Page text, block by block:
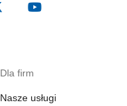
Dla firm
Nasze usługi